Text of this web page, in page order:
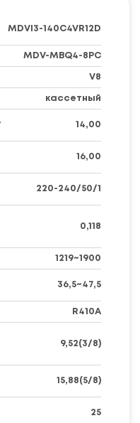
MDVI3-140C4VR12D
MDV-MBQ4-8PC
V8
кассетный
14,00
16,00
220-240/50/1
0,118
1219~1900
36,5~47,5
R410A
9,52(3/8)
15,88(5/8)
25